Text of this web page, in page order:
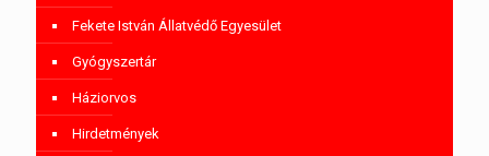
Fekete István Állatvédő Egyesület
Gyógyszertár
Háziorvos
Hirdetmények